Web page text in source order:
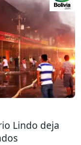
Lindo deja